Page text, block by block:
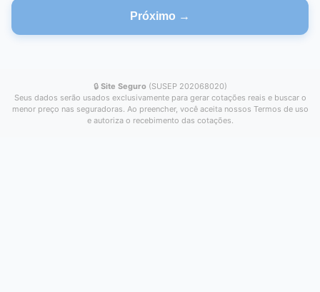
Próximo →
🔒 Site Seguro (SUSEP 202068020)
Seus dados serão usados exclusivamente para gerar cotações reais e buscar o
menor preço nas seguradoras. Ao preencher, você aceita nossos Termos de uso
e autoriza o recebimento das cotações.